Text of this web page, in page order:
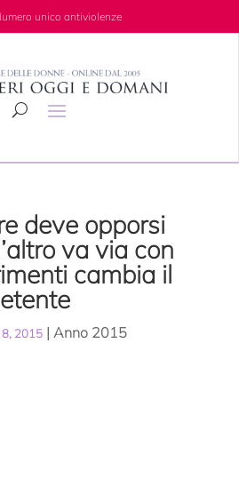
unico antiviolenze
deve opporsi
va via con
cambia il
8, 2015| Anno 2015